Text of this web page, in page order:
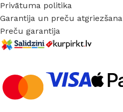
Privātuma politika
Garantija un preču atgriezšana
Preču garantija